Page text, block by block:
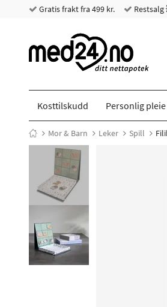
Gratis frakt fra 499 kr. Restsalg
Kosttilskudd Personlig pleie
Mor & Barn Leker Spill